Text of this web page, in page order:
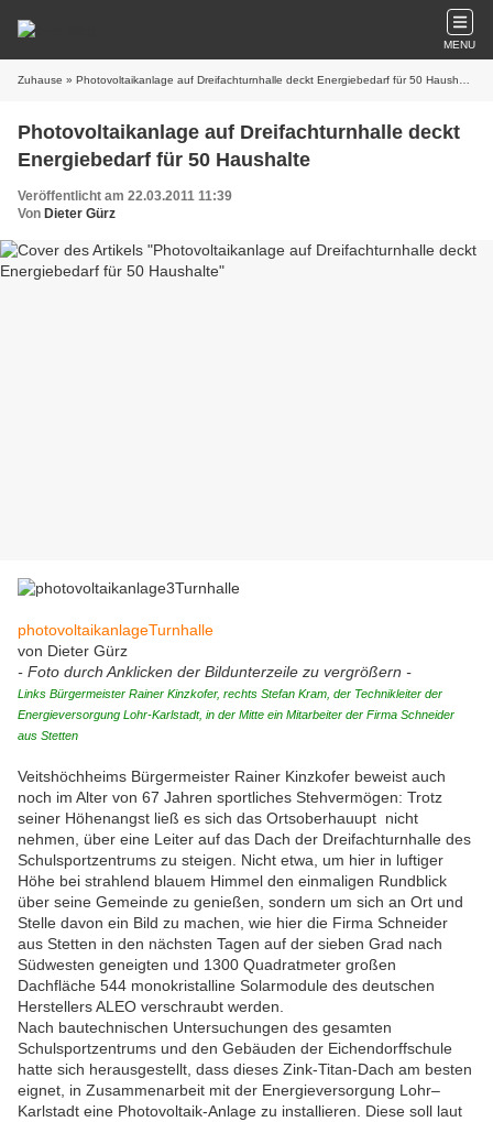
MENU
Zuhause » Photovoltaikanlage auf Dreifachturnhalle deckt Energiebedarf für 50 Haushalte
Photovoltaikanlage auf Dreifachturnhalle deckt
Energiebedarf für 50 Haushalte
Veröffentlicht am 22.03.2011 11:39
Von Dieter Gürz
photovoltaikanlageTurnhalle
von Dieter Gürz
- Foto durch Anklicken der Bildunterzeile zu vergrößern -
Links Bürgermeister Rainer Kinzkofer, rechts Stefan Kram, der Technikleiter der
Energieversorgung Lohr-Karlstadt, in der Mitte ein Mitarbeiter der Firma Schneider
aus Stetten
Veitshöchheims Bürgermeister Rainer Kinzkofer beweist auch
noch im Alter von 67 Jahren sportliches Stehvermögen: Trotz
seiner Höhenangst ließ es sich das Ortsoberhauupt nicht
nehmen, über eine Leiter auf das Dach der Dreifachturnhalle des
Schulsportzentrums zu steigen. Nicht etwa, um hier in luftiger
Höhe bei strahlend blauem Himmel den einmaligen Rundblick
über seine Gemeinde zu genießen, sondern um sich an Ort und
Stelle davon ein Bild zu machen, wie hier die Firma Schneider
aus Stetten in den nächsten Tagen auf der sieben Grad nach
Südwesten geneigten und 1300 Quadratmeter großen
Dachfläche 544 monokristalline Solarmodule des deutschen
Herstellers ALEO verschraubt werden.
Nach bautechnischen Untersuchungen des gesamten
Schulsportzentrums und den Gebäuden der Eichendorffschule
hatte sich herausgestellt, dass dieses Zink-Titan-Dach am besten
eignet, in Zusammenarbeit mit der Energieversorgung Lohr–
Karlstadt eine Photovoltaik-Anlage zu installieren. Diese soll laut